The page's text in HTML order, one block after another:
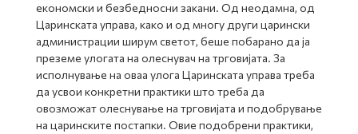
економски и безбедносни закани. Од неодамна, од
Царинската управа, како и од многу други царински
администрации ширум светот, беше побарано да ја
преземе улогата на олеснувач на трговијата. За
исполнување на оваа улога Царинската управа треба
да усвои конкретни практики што треба да
овозможат олеснување на трговијата и подобрување
на царинските постапки. Овие подобрени практики,